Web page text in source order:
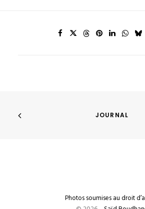
JOURNAL
Photos soumises au droit